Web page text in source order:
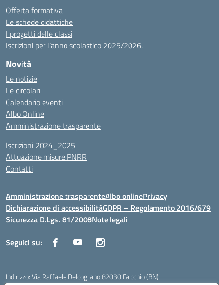
Offerta formativa
Le schede didattiche
I progetti delle classi
Iscrizioni per l’anno scolastico 2025/2026.
Novità
Le notizie
Le circolari
Calendario eventi
Albo Online
Amministrazione trasparente
Iscrizioni 2024_2025
Attuazione misure PNRR
Contatti
Amministrazione trasparenteAlbo onlinePrivacy
Dichiarazione di accessibilitàGDPR – Regolamento 2016/679
Sicurezza D.Lgs. 81/2008Note legali
Seguici su:
Indirizzo:Via Raffaele Delcogliano 82030 Faicchio (BN)